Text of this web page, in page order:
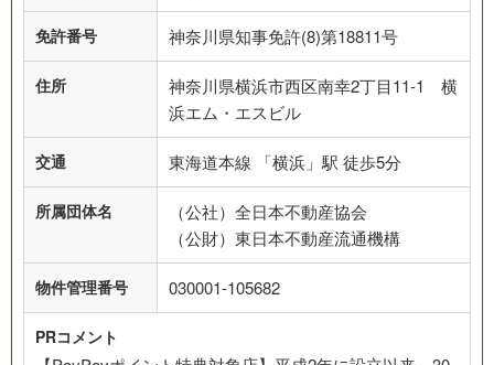
免許番号 神奈川県知事免許(8)第18811号
住所
神奈川県横浜市西区南幸2丁目11-1 横
浜エム・エスビル
交通 東海道本線 「横浜」駅 徒歩5分
所属団体名
（公社）全日本不動産協会
（公財）東日本不動産流通機構
物件管理番号 030001-105682
PRコメント